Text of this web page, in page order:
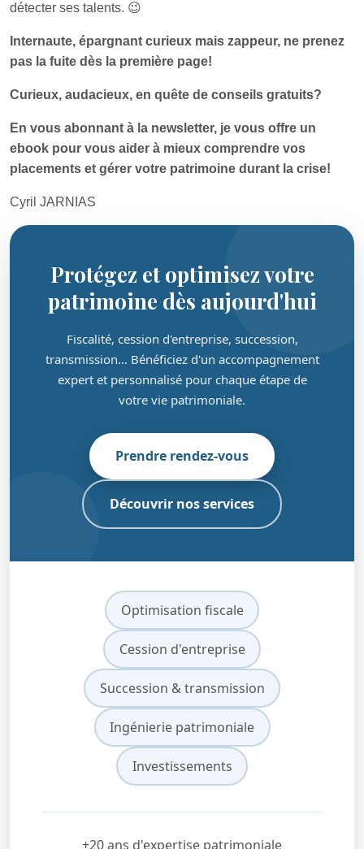
détecter ses talents. 😉
Internaute, épargnant curieux mais zappeur, ne prenez
pas la fuite dès la première page!
Curieux, audacieux, en quête de conseils gratuits?
En vous abonnant à la newsletter, je vous offre un
ebook pour vous aider à mieux comprendre vos
placements et gérer votre patrimoine durant la crise!
Cyril JARNIAS
Protégez et optimisez votre
patrimoine dès aujourd'hui
Fiscalité, cession d'entreprise, succession,
transmission… Bénéficiez d'un accompagnement
expert et personnalisé pour chaque étape de
votre vie patrimoniale.
Prendre rendez-vous
Découvrir nos services
Optimisation fiscale
Cession d'entreprise
Succession & transmission
Ingénierie patrimoniale
Investissements
+20 ans d'expertise patrimoniale